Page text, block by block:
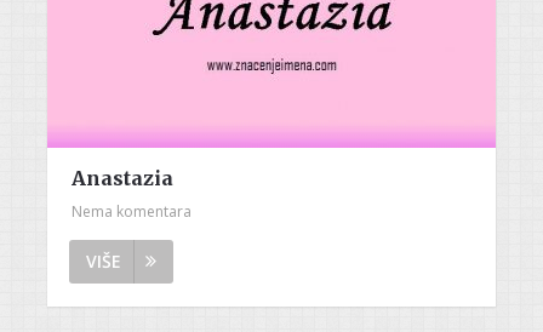
Anastazia
Nema komentara
VIŠE